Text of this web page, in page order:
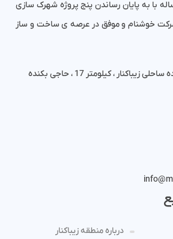
با به پایان رساندن پنج پروژه شهرک سازی
خوشنام و موفق در عرصه ی ساخت و ساز
، کیلومتر 17 ، حاجی بکنده
درباره منطقه زیباکنار